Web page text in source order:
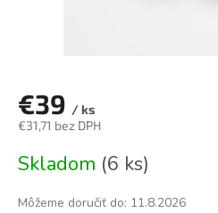
€39 / ks
€31,71 bez DPH
cena:
Skladom (6 ks)
Môžeme doručiť do: 11.8.2026